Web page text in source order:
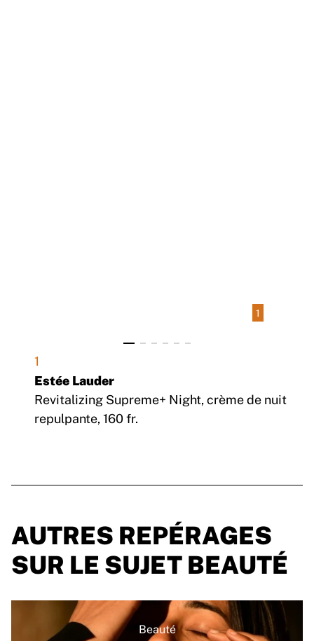
1
1
Estée Lauder
Revitalizing Supreme+ Night, crème de nuit
repulpante, 160 fr.
AUTRES REPÉRAGES
SUR LE SUJET BEAUTÉ
Beauté